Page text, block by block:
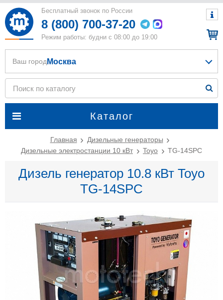
Бесплатный звонок по России
8 (800) 700-37-20
Режим работы: будни с 08:00 до 19:00
Каталог
Ваш город Москва
Главная
Дизельные генераторы
Дизельные электростанции 10 кВт
Toyo TG-14SPC
Дизель генератор 10.8 кВт Toyo
TG-14SPC